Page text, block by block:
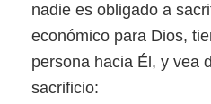
nadie es obligado a
económico para Dios,
persona hacia Él, y vea
sacrificio: